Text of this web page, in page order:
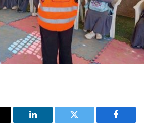
فيسبوك تويتر لينكدإن